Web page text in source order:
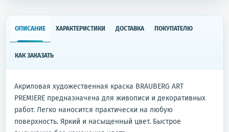
ОПИСАНИЕ ХАРАКТЕРИСТИКИ ДОСТАВКА ПОКУПАТЕЛЮ
КАК ЗАКАЗАТЬ
Акриловая художественная краска BRAUBERG ART
PREMIERE предназначена для живописи и декоративных
работ. Легко наносится практически на любую
поверхность. Яркий и насыщенный цвет. Быстрое